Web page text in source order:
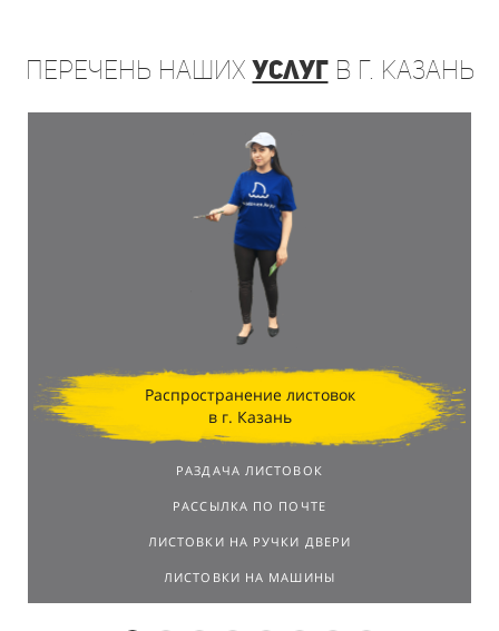
Перечень нашихуслугв г. Казань
Распространение листовок
в г. Казань
РАЗДАЧА ЛИСТОВОК
РАССЫЛКА ПО ПОЧТЕ
ЛИСТОВКИ НА РУЧКИ ДВЕРИ
ЛИСТОВКИ НА МАШИНЫ